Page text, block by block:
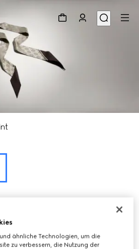
ähnliche Technologien, um die
zu verbessern, die Nutzung der